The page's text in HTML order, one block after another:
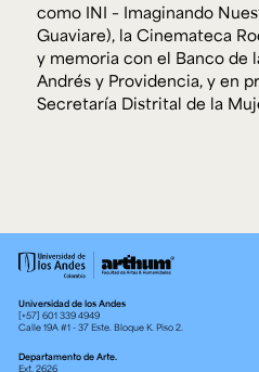
como INI – Imaginando
Guaviare), la Cinemateca
y memoria con el Banco de
Andrés y Providencia, y en
Secretaría Distrital de la
Universidad de los Andes
[+57] 601 339 4949
Calle 19A #1 - 37 Este. Bloque K. Piso 2.
Departamento de Arte.
Ext. 2626